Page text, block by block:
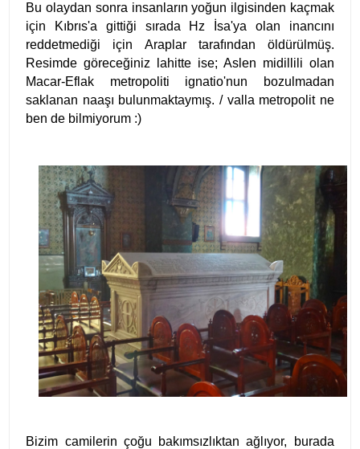
Bu olaydan sonra insanların yoğun ilgisinden kaçmak
için Kıbrıs'a gittiği sırada Hz İsa'ya olan inancını
reddetmediği için Araplar tarafından öldürülmüş.
Resimde göreceğiniz lahitte ise; Aslen midillili olan
Macar-Eflak metropoliti ignatio'nun bozulmadan
saklanan naaşı bulunmaktaymış. / valla metropolit ne
ben de bilmiyorum :)
Bizim camilerin çoğu bakımsızlıktan ağlıyor, burada